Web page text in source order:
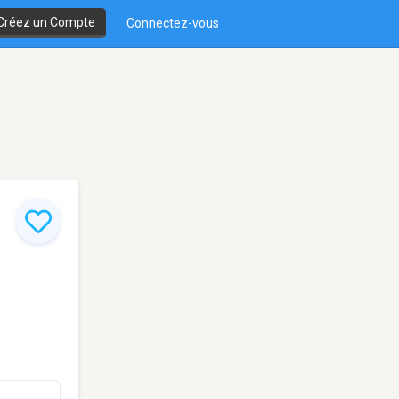
un Compte Connectez-vous